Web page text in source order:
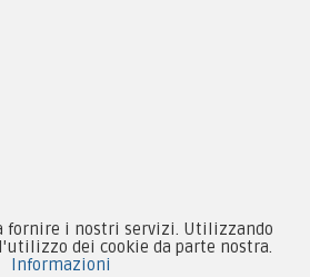
fornire i nostri servizi. Utilizzando
dei cookie da parte nostra.
Informazioni